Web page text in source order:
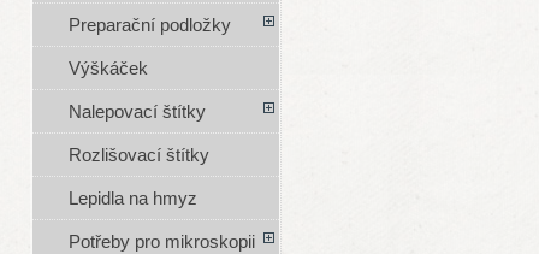
Preparační podložky
Výškáček
Nalepovací štítky
Rozlišovací štítky
Lepidla na hmyz
Potřeby pro mikroskopii